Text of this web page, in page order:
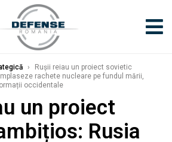
›
Rușii reiau un proiect sovietic
rachete nucleare pe fundul mării,
occidentale
un proiect
Rusia